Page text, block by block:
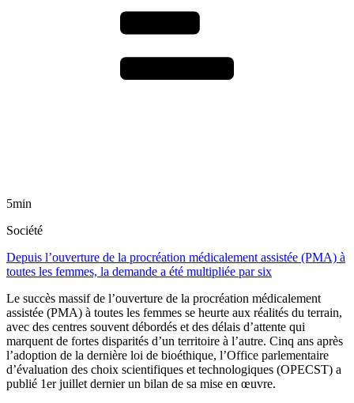
5min
Société
Depuis l’ouverture de la procréation médicalement assistée (PMA) à
toutes les femmes, la demande a été multipliée par six
Le succès massif de l’ouverture de la procréation médicalement
assistée (PMA) à toutes les femmes se heurte aux réalités du terrain,
avec des centres souvent débordés et des délais d’attente qui
marquent de fortes disparités d’un territoire à l’autre. Cinq ans après
l’adoption de la dernière loi de bioéthique, l’Office parlementaire
d’évaluation des choix scientifiques et technologiques (OPECST) a
publié 1er juillet dernier un bilan de sa mise en œuvre.